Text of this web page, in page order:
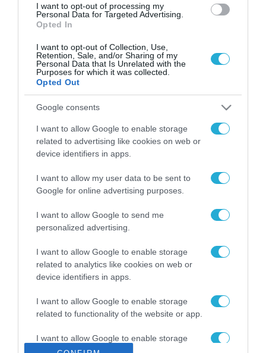
I want to opt-out of processing my
Personal Data for Targeted Advertising.
Opted In
I want to opt-out of Collection, Use,
Retention, Sale, and/or Sharing of my
Personal Data that Is Unrelated with the
Purposes for which it was collected.
Opted Out
Google consents
I want to allow Google to enable storage
related to advertising like cookies on web or
device identifiers in apps.
I want to allow my user data to be sent to
Google for online advertising purposes.
I want to allow Google to send me
personalized advertising.
I want to allow Google to enable storage
related to analytics like cookies on web or
device identifiers in apps.
I want to allow Google to enable storage
related to functionality of the website or app.
I want to allow Google to enable storage
related to personalization.
ΡΟΗ ΕΙΔΗΣΕΩΝ
Το χρηματοδοτούμενο
από την ΕΕ έργο “The
Gaming Police”
ενισχύει την ασφάλεια
των παιδιών στο
διαδίκτυο
31.07.2026
ΑΑΔΕ: Διευκρινίσεις
για τα πρόστιμα σε
αφορούν τους ΦΗΜ
Σ. Καλαφάτης: «Η
Τεχνητή Νοημοσύνη
δεν είναι απλώς μια
μια νέα βιομηχανική
επανάσταση»
Νέος οδηγός του ΕΚΤ
των ελληνικών